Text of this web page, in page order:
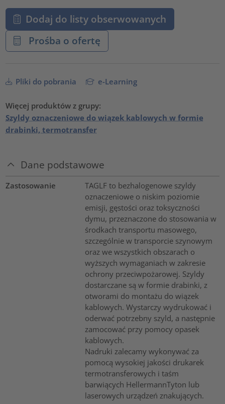
Dodaj do listy obserwowanych
Prośba o ofertę
Pliki do pobrania e-Learning
Więcej produktów z grupy:
Szyldy oznaczeniowe do wiązek kablowych w formie
drabinki, termotransfer
Dane podstawowe
Zastosowanie
TAGLF to bezhalogenowe szyldy
oznaczeniowe o niskim poziomie
emisji, gęstości oraz toksyczności
dymu, przeznaczone do stosowania w
środkach transportu masowego,
szczególnie w transporcie szynowym
oraz we wszystkich obszarach o
wyższych wymaganiach w zakresie
ochrony przeciwpożarowej. Szyldy
dostarczane są w formie drabinki, z
otworami do montażu do wiązek
kablowych. Wystarczy wydrukować i
oderwać potrzebny szyld, a następnie
zamocować przy pomocy opasek
kablowych.
Nadruki zalecamy wykonywać za
pomocą wysokiej jakości drukarek
termotransferowych i taśm
barwiących HellermannTyton lub
laserowych urządzeń znakujących.